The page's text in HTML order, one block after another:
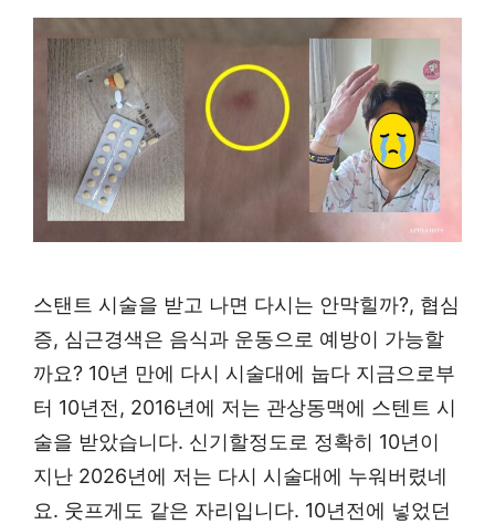
스탠트 시술을 받고 나면 다시는 안막힐까?, 협심
증, 심근경색은 음식과 운동으로 예방이 가능할
까요? 10년 만에 다시 시술대에 눕다 지금으로부
터 10년전, 2016년에 저는 관상동맥에 스텐트 시
술을 받았습니다. 신기할정도로 정확히 10년이
지난 2026년에 저는 다시 시술대에 누워버렸네
요. 웃프게도 같은 자리입니다. 10년전에 넣었던